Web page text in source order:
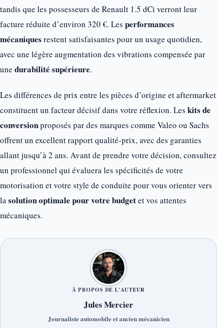
tandis que les possesseurs de Renault 1.5 dCi verront leur
facture réduite d’environ 320 €. Les performances
mécaniques restent satisfaisantes pour un usage quotidien,
avec une légère augmentation des vibrations compensée par
une durabilité supérieure.
Les différences de prix entre les pièces d’origine et aftermarket
constituent un facteur décisif dans votre réflexion. Les kits de
conversionproposés par des marques comme Valeo ou Sachs
offrent un excellent rapport qualité-prix, avec des garanties
allant jusqu’à 2 ans. Avant de prendre votre décision, consultez
un professionnel qui évaluera les spécificités de votre
motorisation et votre style de conduite pour vous orienter vers
lasolution optimale pour votre budgetet vos attentes
mécaniques.
À PROPOS DE L'AUTEUR
Jules Mercier
Journaliste automobile et ancien mécanicien